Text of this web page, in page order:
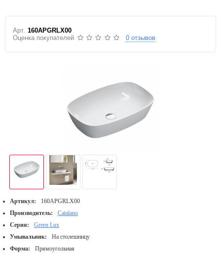
Арт. 160APGRLX00
Оценка покупателей
0 отзывов
Артикул:
160APGRLX00
Производитель:
Catalano
Серия:
Green Lux
Умывальник:
На столешницу
Форма:
Прямоугольная